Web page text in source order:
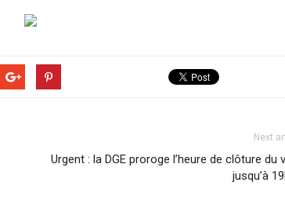
Next
Urgent : la DGE proroge l’heure de clôture du
jusqu’à